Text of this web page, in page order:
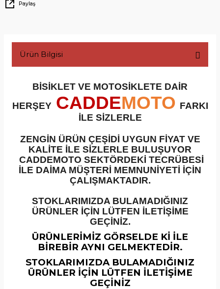
Paylaş
Ürün Bilgisi
BİSİKLET VE MOTOSİKLETE DAİR
HERŞEY CADDEMOTO FARKI
İLE SİZLERLE
ZENGİN ÜRÜN ÇEŞİDİ UYGUN FİYAT VE
KALİTE İLE SİZLERLE BULUŞUYOR
CADDEMOTO SEKTÖRDEKİ TECRÜBESİ
İLE DAİMA MÜŞTERİ MEMNUNİYETİ İÇİN
ÇALIŞMAKTADIR.
STOKLARIMIZDA BULAMADIĞINIZ
ÜRÜNLER İÇİN LÜTFEN İLETİŞİME
GEÇİNİZ.
ÜRÜNLERİMİZ GÖRSELDE Kİ İLE
BİREBİR AYNI GELMEKTEDİR.
STOKLARIMIZDA BULAMADIĞINIZ
ÜRÜNLER İÇİN LÜTFEN İLETİŞİME
GEÇİNİZ